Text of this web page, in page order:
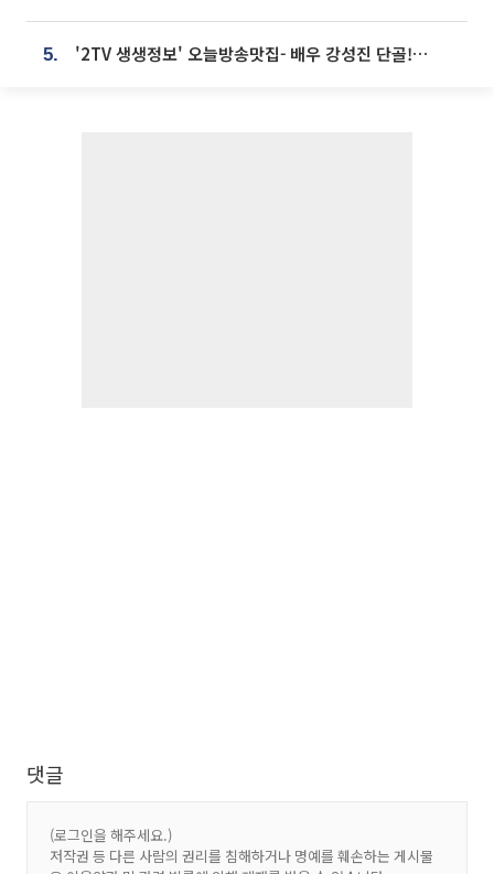
5. '2TV 생생정보' 오늘방송맛집- 배우 강성진 단골! 쌀국수ㆍ푸팟퐁 커리 맛집 '블○○○'
댓글